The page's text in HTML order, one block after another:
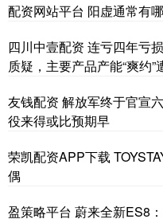
配资网站平台 阳虚通常有
四川中壹配资 连亏四年亏
质疑，主要产品产能“爽约”
友钱配资 解放军终于官宣
役来得或比预期早
荣凯配资APP下载
偶
盈策略平台 蔚来全新ES8